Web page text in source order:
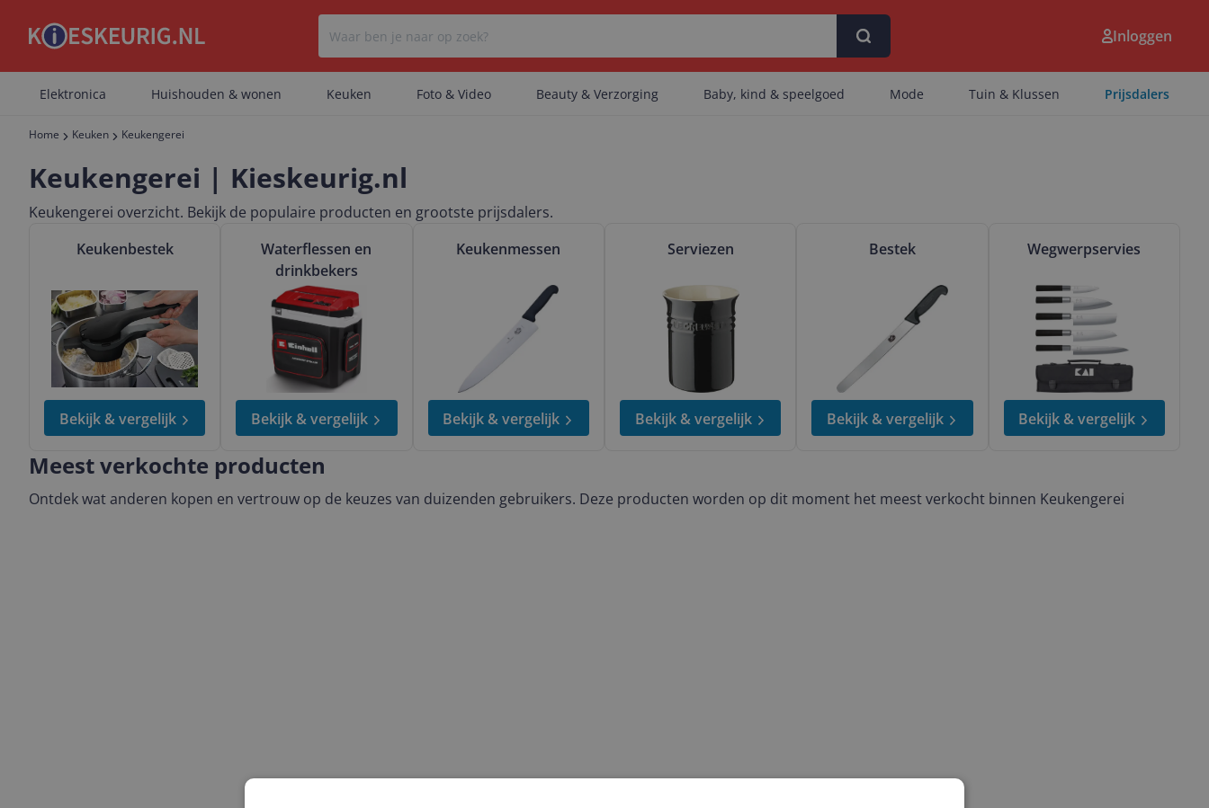
Er zijn geen producten gevonden.
Er zijn geen artikelen gevonden.
Inloggen
Elektronica Huishouden & wonen Keuken Foto & Video Beauty & Verzorging Baby, kind & speelgoed Mode Tuin & Klussen Prijsdalers
Home Keuken Keukengerei
Keukengerei | Kieskeurig.nl
Keukengerei overzicht. Bekijk de populaire producten en grootste prijsdalers.
Keukenbestek
Bekijk & vergelijk
Waterflessen en
drinkbekers
Bekijk & vergelijk
Keukenmessen
Bekijk & vergelijk
Serviezen
Bekijk & vergelijk
Bestek
Bekijk & vergelijk
Wegwerpservies
Bekijk & vergelijk
Meest verkochte producten
Ontdek wat anderen kopen en vertrouw op de keuzes van duizenden gebruikers. Deze producten worden op dit moment het meest verkocht binnen Keukengerei